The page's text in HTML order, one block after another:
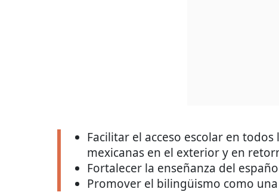
Facilitar el acceso escolar en
mexicanas en el exterior y en
Fortalecer la enseñanza del
Promover el bilingüismo como